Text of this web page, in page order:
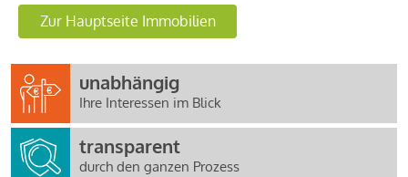
Zur Hauptseite Immobilien
unabhängig
Ihre Interessen im Blick
transparent
durch den ganzen Prozess